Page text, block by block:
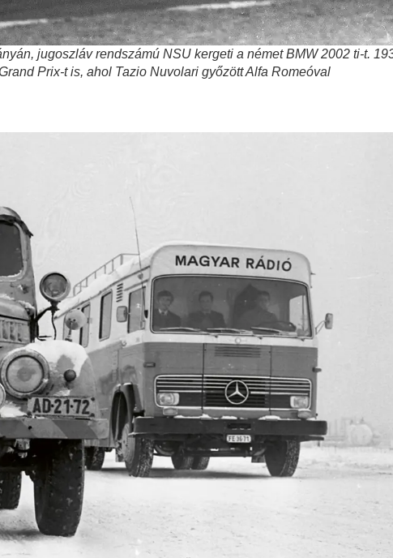
jugoszláv rendszámú NSU kergeti a német BMW 2002 ti-t.
Prix-t is, ahol Tazio Nuvolari győzött Alfa Romeóval